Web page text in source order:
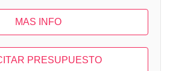
MAS INFO
PRESUPUESTO